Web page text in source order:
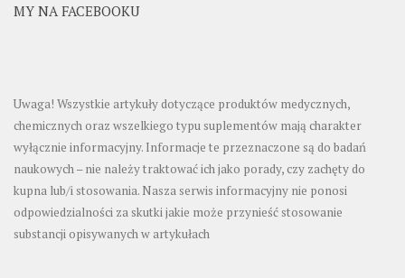
MY NA FACEBOOKU
Uwaga! Wszystkie artykuły dotyczące produktów medycznych,
chemicznych oraz wszelkiego typu suplementów mają charakter
wyłącznie informacyjny. Informacje te przeznaczone są do badań
naukowych – nie należy traktować ich jako porady, czy zachęty do
kupna lub/i stosowania. Nasza serwis informacyjny nie ponosi
odpowiedzialności za skutki jakie może przynieść stosowanie
substancji opisywanych w artykułach